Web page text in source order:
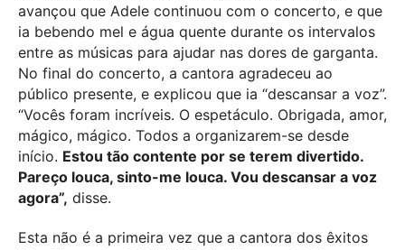
avançou que Adele continuou com o concerto, e que
ia bebendo mel e água quente durante os intervalos
entre as músicas para ajudar nas dores de garganta.
No final do concerto, a cantora agradeceu ao
público presente, e explicou que ia “descansar a voz”.
“Vocês foram incríveis. O espetáculo. Obrigada, amor,
mágico, mágico. Todos a organizarem-se desde
início. Estou tão contente por se terem divertido.
Pareço louca, sinto-me louca. Vou descansar a voz
agora”, disse.
Esta não é a primeira vez que a cantora dos êxitos